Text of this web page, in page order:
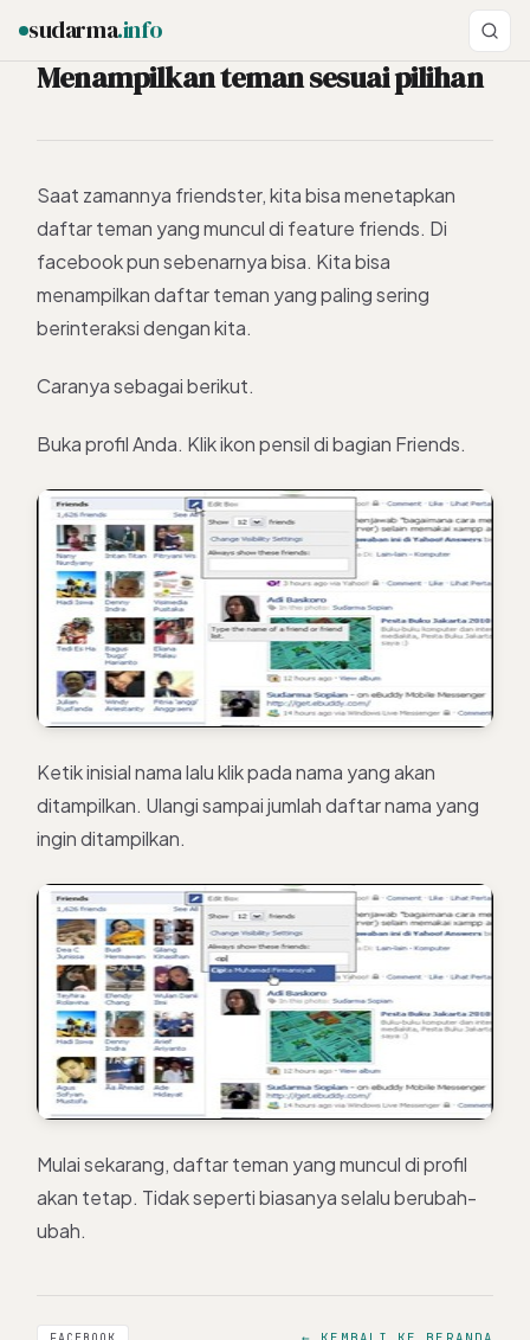
sudarma.info
Menampilkan teman sesuai pilihan
Saat zamannya friendster, kita bisa menetapkan
daftar teman yang muncul di feature friends. Di
facebook pun sebenarnya bisa. Kita bisa
menampilkan daftar teman yang paling sering
berinteraksi dengan kita.
Caranya sebagai berikut.
Buka profil Anda. Klik ikon pensil di bagian Friends.
Ketik inisial nama lalu klik pada nama yang akan
ditampilkan. Ulangi sampai jumlah daftar nama yang
ingin ditampilkan.
Mulai sekarang, daftar teman yang muncul di profil
akan tetap. Tidak seperti biasanya selalu berubah-
ubah.